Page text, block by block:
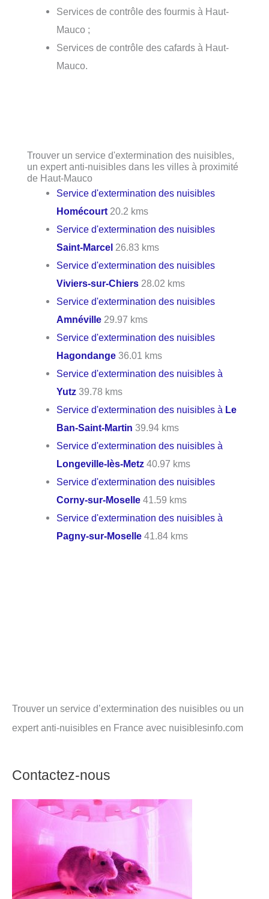
Services de contrôle des fourmis à Haut-
Mauco ;
Services de contrôle des cafards à Haut-
Mauco.
Trouver un service d'extermination des nuisibles,
un expert anti-nuisibles dans les villes à proximité
de Haut-Mauco
Service d'extermination des nuisibles
Homécourt 20.2 kms
Service d'extermination des nuisibles
Saint-Marcel 26.83 kms
Service d'extermination des nuisibles
Viviers-sur-Chiers 28.02 kms
Service d'extermination des nuisibles
Amnéville 29.97 kms
Service d'extermination des nuisibles
Hagondange 36.01 kms
Service d'extermination des nuisibles à
Yutz 39.78 kms
Service d'extermination des nuisibles à Le
Ban-Saint-Martin 39.94 kms
Service d'extermination des nuisibles à
Longeville-lès-Metz 40.97 kms
Service d'extermination des nuisibles
Corny-sur-Moselle 41.59 kms
Service d'extermination des nuisibles à
Pagny-sur-Moselle 41.84 kms
Trouver un service d’extermination des nuisibles ou un
expert anti-nuisibles en France avec nuisiblesinfo.com
Contactez-nous